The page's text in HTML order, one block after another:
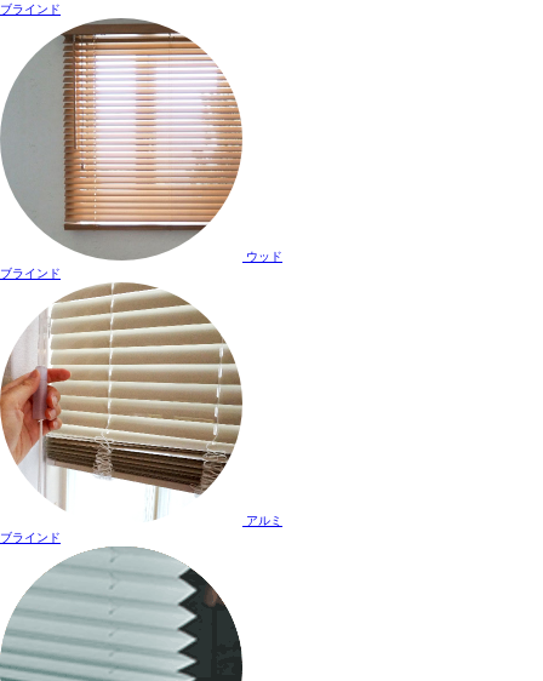
ブラインド
ウッド
ブラインド
アルミ
ブラインド